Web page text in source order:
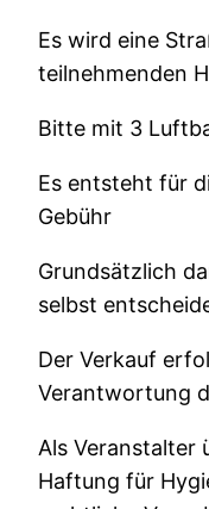
Es wird eine
teilnehmenden
Bitte mit 3
Es entsteht für
Gebühr
Grundsätzlich
selbst
Der Verkauf
Verantwortung
Als Veranstalter
Haftung für